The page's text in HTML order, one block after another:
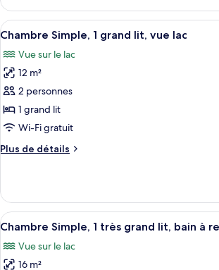
jardin
le
type
de
Chambre
Simple,
vue
jardin
Afficher
toutes
les
photos
pour
ce
type
chambre :
grand
vue
Une
3
Chambre Simple, 1 grand lit, vue lac
Vue sur le lac
12 m²
2 personnes
1 grand lit
Wi-Fi gratuit
Plus de détails
Plus
le
type
de
Chambre
Simple,
Afficher
toutes
les
Un salon
1
Chambre Simple, 1 très grand lit, bain à
Vue sur le lac
16 m²